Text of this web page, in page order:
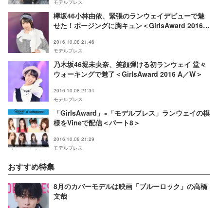
モデルプレス
欅坂46小林由依、緊張のランウェイデビューで魅
せた！ポージングに胸キュン＜GirlsAward 2016 A
2016.10.08 21:46
モデルプレス
乃木坂46堀未央奈、笑顔弾ける初ランウェイ 堂々
ウォーキングで魅了＜GirlsAward 2016 A／W＞
2016.10.08 21:34
モデルプレス
「GirlsAward」×「モデルプレス」ランウェイの模
様をVineで配信＜パート8＞
2016.10.08 21:29
モデルプレス
おすすめ特集
8月のカバーモデルは映画「ブルーロック」の高橋
文哉